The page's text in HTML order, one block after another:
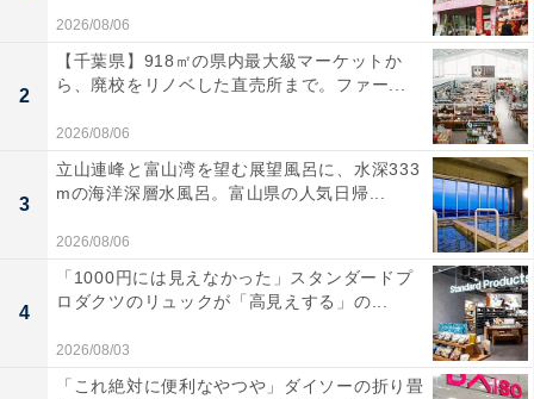
2026/08/06
2
【千葉県】918㎡の県内最大級マーケットか
ら、廃校をリノベした直売所まで。ファー...
2026/08/06
3
立山連峰と富山湾を望む展望風呂に、水深333
mの海洋深層水風呂。富山県の人気日帰...
2026/08/06
4
「1000円には見えなかった」スタンダードプ
ロダクツのリュックが「高見えする」の...
2026/08/03
「これ絶対に便利なやつや」ダイソーの折り畳